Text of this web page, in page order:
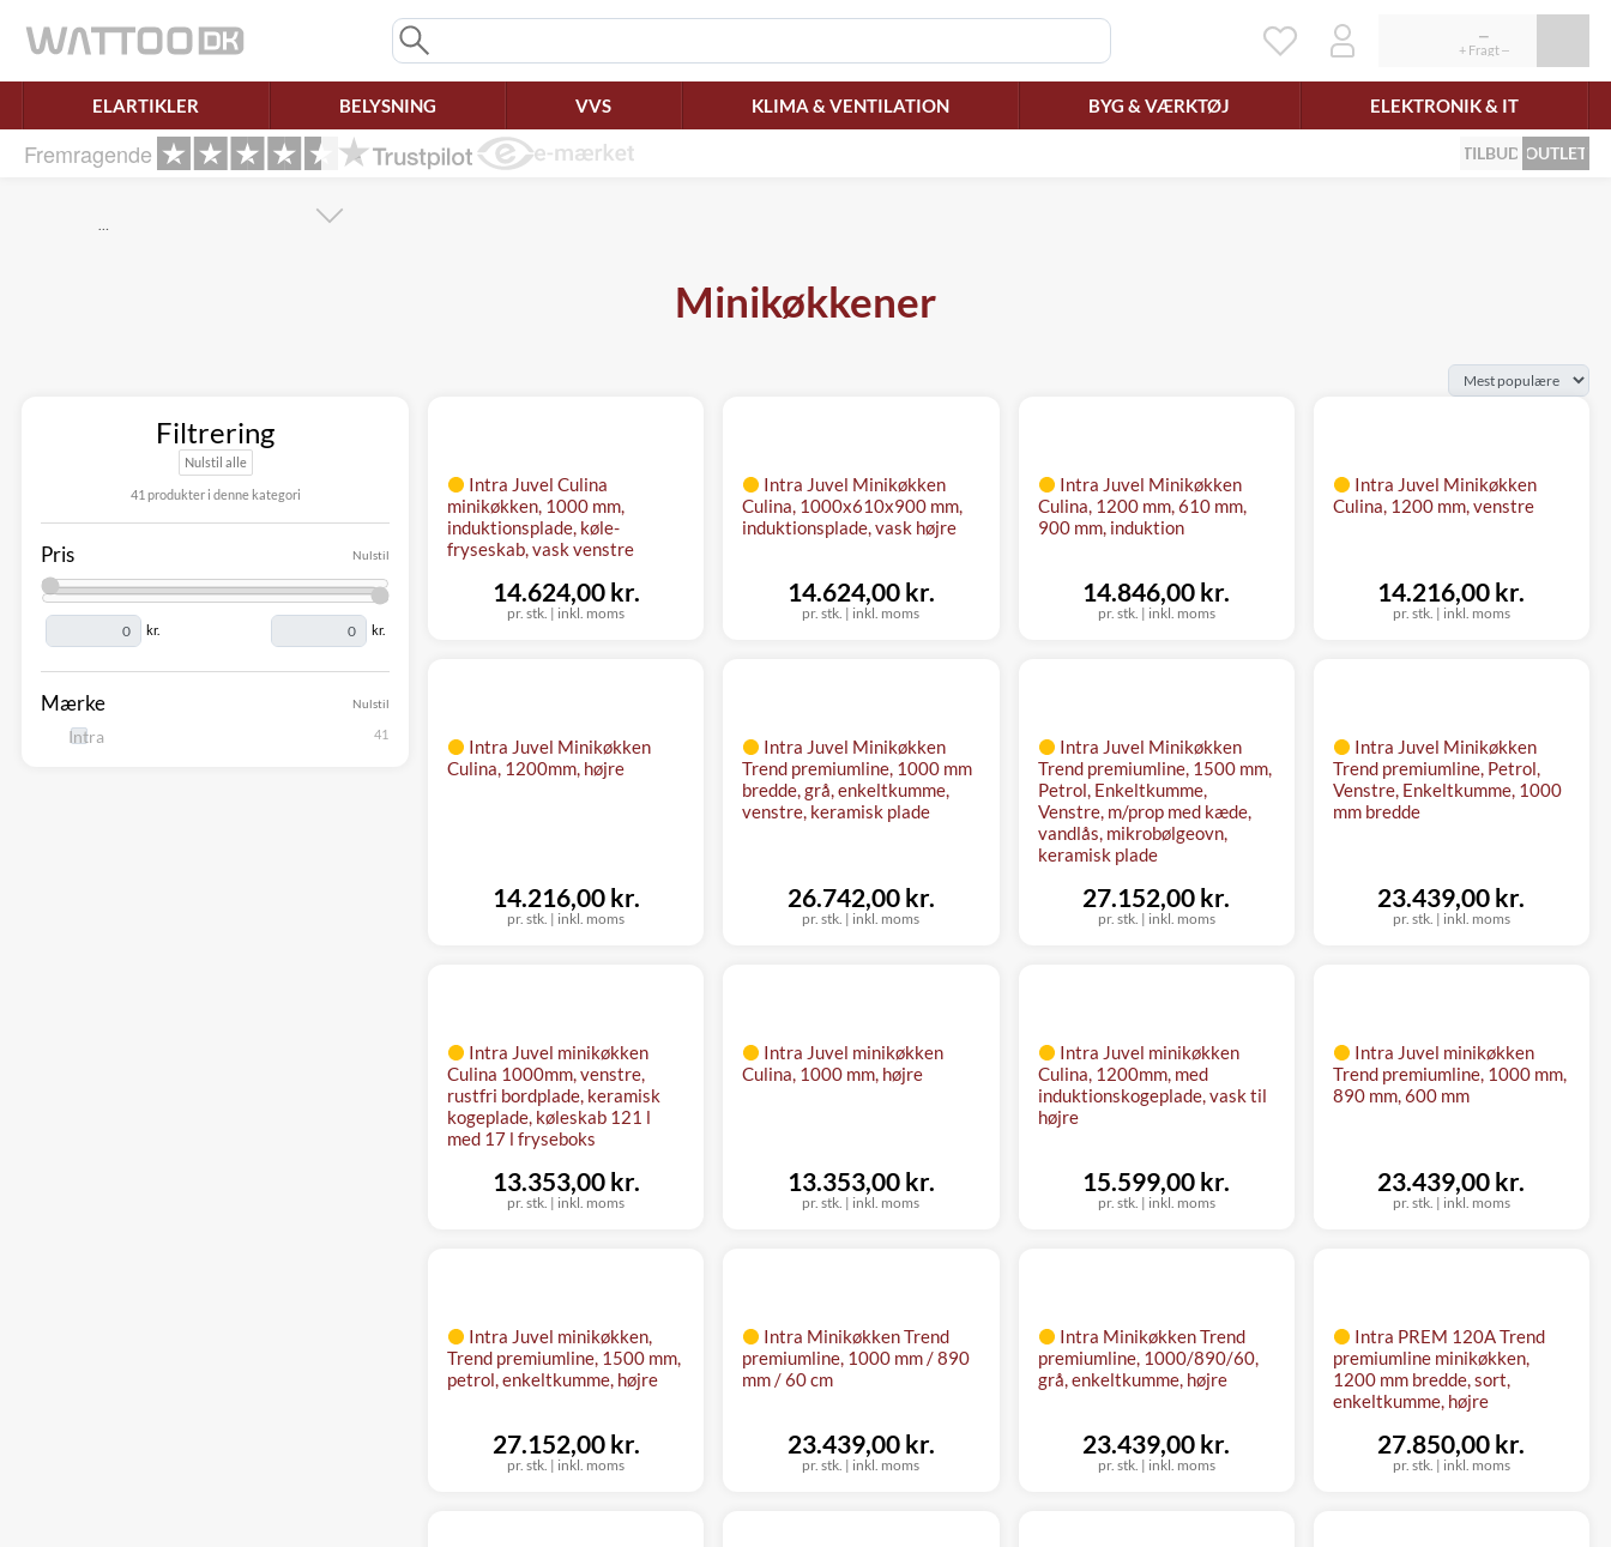
ELARTIKLER BELYSNING VVS KLIMA & VENTILATION BYG & VÆRKTØJ ELEKTRONIK & IT
Fremragende TILBUD OUTLET
…
Minikøkkener
Filtrering
Nulstil alle
41 produkter i denne kategori
Nulstil
Pris
kr. kr.
Nulstil
Mærke
Intra
Intra Juvel Culina
minikøkken, 1000 mm,
induktionsplade, køle-
fryseskab, vask venstre
pr. stk. | inkl. moms
14.624,00 kr.
Intra Juvel Minikøkken
Culina, 1000x610x900 mm,
induktionsplade, vask højre
pr. stk. | inkl. moms
14.624,00 kr.
Intra Juvel Minikøkken
Culina, 1200 mm, 610 mm,
900 mm, induktion
pr. stk. | inkl. moms
14.846,00 kr.
Intra Juvel Minikøkken
Culina, 1200 mm, venstre
pr. stk. | inkl. moms
14.216,00 kr.
Intra Juvel Minikøkken
Culina, 1200mm, højre
pr. stk. | inkl. moms
14.216,00 kr.
Intra Juvel Minikøkken
Trend premiumline, 1000 mm
bredde, grå, enkeltkumme,
venstre, keramisk plade
pr. stk. | inkl. moms
26.742,00 kr.
Intra Juvel Minikøkken
Trend premiumline, 1500 mm,
Petrol, Enkeltkumme,
Venstre, m/prop med kæde,
vandlås, mikrobølgeovn,
keramisk plade
pr. stk. | inkl. moms
27.152,00 kr.
Intra Juvel Minikøkken
Trend premiumline, Petrol,
Venstre, Enkeltkumme, 1000
mm bredde
pr. stk. | inkl. moms
23.439,00 kr.
Intra Juvel minikøkken
Culina 1000mm, venstre,
rustfri bordplade, keramisk
kogeplade, køleskab 121 l
med 17 l fryseboks
pr. stk. | inkl. moms
13.353,00 kr.
Intra Juvel minikøkken
Culina, 1000 mm, højre
pr. stk. | inkl. moms
13.353,00 kr.
Intra Juvel minikøkken
Culina, 1200mm, med
induktionskogeplade, vask til
højre
pr. stk. | inkl. moms
15.599,00 kr.
Intra Juvel minikøkken
Trend premiumline, 1000 mm,
890 mm, 600 mm
pr. stk. | inkl. moms
23.439,00 kr.
Intra Juvel minikøkken,
Trend premiumline, 1500 mm,
petrol, enkeltkumme, højre
pr. stk. | inkl. moms
27.152,00 kr.
Intra Minikøkken Trend
premiumline, 1000 mm / 890
mm / 60 cm
pr. stk. | inkl. moms
23.439,00 kr.
Intra Minikøkken Trend
premiumline, 1000/890/60,
grå, enkeltkumme, højre
pr. stk. | inkl. moms
23.439,00 kr.
Intra PREM 120A Trend
premiumline minikøkken,
1200 mm bredde, sort,
enkeltkumme, højre
pr. stk. | inkl. moms
27.850,00 kr.
Ret samtykke!